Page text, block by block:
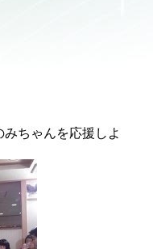
ちゃんを応援しよ